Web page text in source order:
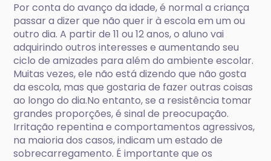
Por conta do avanço da idade, é normal a criança
passar a dizer que não quer ir à escola em um ou
outro dia. A partir de 11 ou 12 anos, o aluno vai
adquirindo outros interesses e aumentando seu
ciclo de amizades para além do ambiente escolar.
Muitas vezes, ele não está dizendo que não gosta
da escola, mas que gostaria de fazer outras coisas
ao longo do dia.No entanto, se a resistência tomar
grandes proporções, é sinal de preocupação.
Irritação repentina e comportamentos agressivos,
na maioria dos casos, indicam um estado de
sobrecarregamento. É importante que os